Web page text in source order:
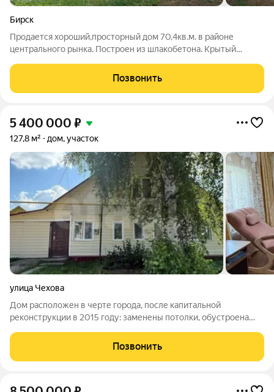
Бирск
Продается хороший,просторный дом 70,4кв.м. в районе
центрального рынка. Построен из шлакобетона. Крытый
совмещен.Участок 6 соток,имеется баня,колодец. Дорога
асфальтирована. Удачное
Позвонить
5 400 000 ₽
127,8 м² дом, участок
улица Чехова
Дом расположен в черте города, после капитальной
реконструкции в 2015 году: заменены потолки, обустроена
включает три спальни, гостиную, кухню и санузел с горячим и
холодным водоснабжением от
Позвонить